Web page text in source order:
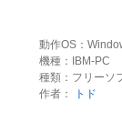
動作OS：
機種：IBM-PC
種類：フリーソ
作者：
トド